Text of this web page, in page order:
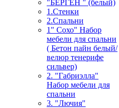
"БЕРГЕН " (белый)
1.Стенки
2.Спальни
1" Сохо" Набор
мебели для спальни
( Бетон пайн белый/
велюр тенерифе
сильвер)
2. "Габриэлла"
Набор мебели для
спальни
3. "Лючия"